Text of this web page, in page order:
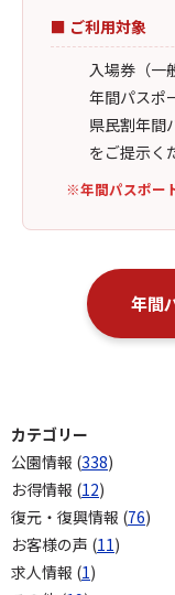
■ ご利用対象
入場券（一
年間パスポ
県民割年間
をご提示く
※年間パスポー
年間
カテゴリー
公園情報 (338)
お得情報 (12)
復元・復興情報 (76)
お客様の声 (11)
求人情報 (1)